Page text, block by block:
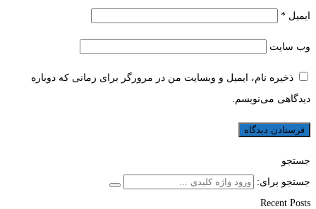
ایمیل *
وب‌ سایت
ذخیره نام، ایمیل و وبسایت من در مرورگر برای زمانی که دوباره
دیدگاهی می‌نویسم.
جستجو
جستجو برای:
Recent Posts